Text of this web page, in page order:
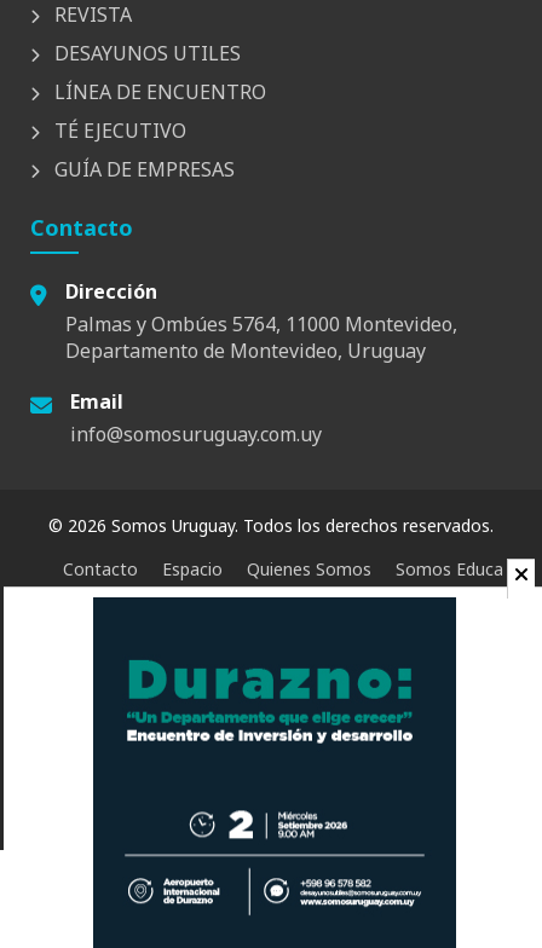
REVISTA
DESAYUNOS UTILES
LÍNEA DE ENCUENTRO
TÉ EJECUTIVO
GUÍA DE EMPRESAS
Contacto
Dirección
Palmas y Ombúes 5764, 11000 Montevideo,
Departamento de Montevideo, Uruguay
Email
info@somosuruguay.com.uy
© 2026 Somos Uruguay. Todos los derechos reservados.
Contacto
Espacio Quienes Somos Somos Educa